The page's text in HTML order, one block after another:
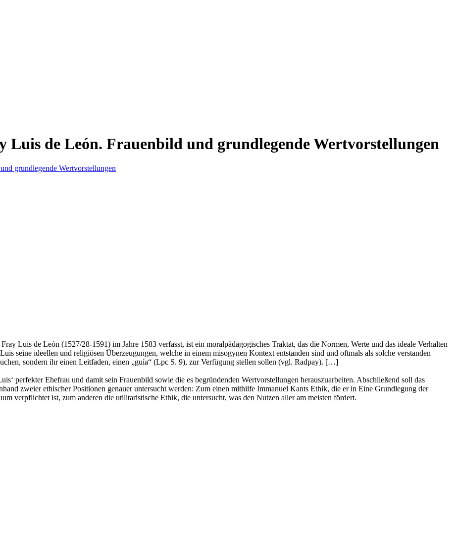
Luis de León. Frauenbild und grundlegende Wertvorstellungen
Luis de León (1527/28-1591) im Jahre 1583 verfasst, ist ein moralpädagogisches Traktat, das die Normen, Werte und das ideale Verhalten
seine ideellen und religiösen Überzeugungen, welche in einem misogynen Kontext entstanden sind und oftmals als solche verstanden
sondern ihr einen Leitfaden, einen „guía“ (Lpc S. 9), zur Verfügung stellen sollen (vgl. Radpay). […]
perfekter Ehefrau und damit sein Frauenbild sowie die es begründenden Wertvorstellungen herauszuarbeiten. Abschließend soll das
zweier ethischer Positionen genauer untersucht werden: Zum einen mithilfe Immanuel Kants Ethik, die er in Eine Grundlegung der
verpflichtet ist, zum anderen die utilitaristische Ethik, die untersucht, was den Nutzen aller am meisten fördert.